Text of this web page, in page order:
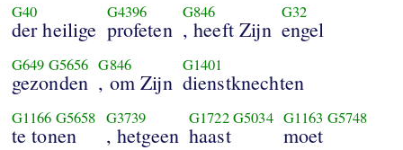
G40
der heilige
G4396
profeten
G846
, heeft Zijn
G32
engel
G649 G5656
gezonden
G846
, om Zijn
G1401
dienstknechten
G1166 G5658
te tonen
G3739
, hetgeen
G1722G5034
haast
G1163 G5748
moet